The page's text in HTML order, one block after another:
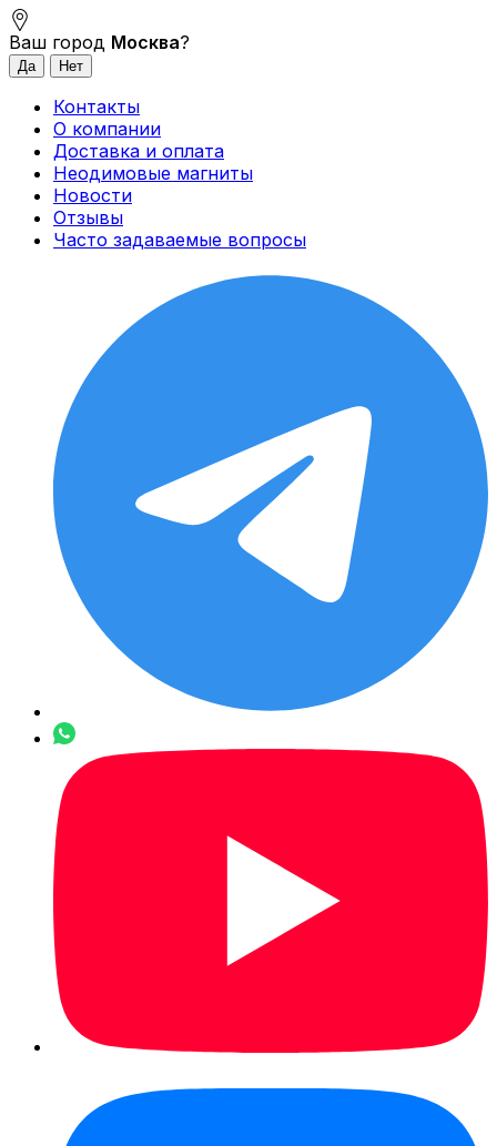
Ваш город Москва?
Контакты
О компании
Доставка и оплата
Неодимовые магниты
Новости
Отзывы
Часто задаваемые вопросы